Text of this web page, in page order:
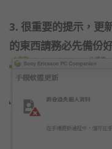
3. 很重要的提示，更
的東西請務必先備份